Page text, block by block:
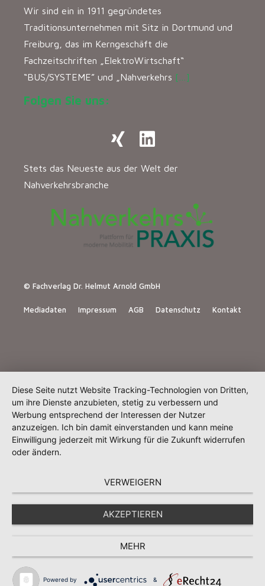
Wir sind ein in 1911 gegründetes
Traditionsunternehmen mit Sitz in Dortmund und
Freiburg, das im Kerngeschäft die
Fachzeitschriften „ElektroWirtschaft“
“BUS/SYSTEME” und „Nahverkehrs […]
Folgen Sie uns:
Stets das Neueste aus der Welt der
Nahverkehrsbranche
© Fachverlag Dr. Helmut Arnold GmbH
Mediadaten Impressum AGB Datenschutz Kontakt
Diese Seite nutzt Website Tracking-Technologien von Dritten,
um ihre Dienste anzubieten, stetig zu verbessern und
Werbung entsprechend der Interessen der Nutzer
anzuzeigen. Ich bin damit einverstanden und kann meine
Einwilligung jederzeit mit Wirkung für die Zukunft widerrufen
oder ändern.
VERWEIGERN
AKZEPTIEREN
MEHR
Powered by &